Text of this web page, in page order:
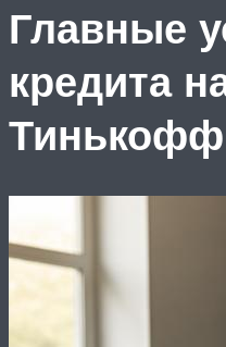
Главные
кредита
Тинькофф